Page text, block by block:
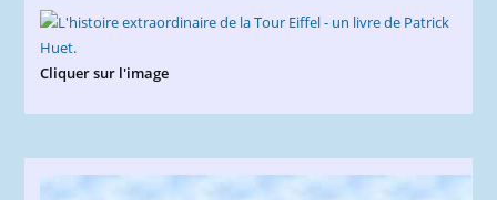
Cliquer sur l'image